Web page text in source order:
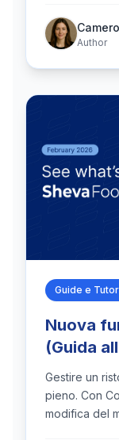
— e i casi
Author
Guide e
Nuova
(Guida
Gestire un
pieno. Con
modifica del